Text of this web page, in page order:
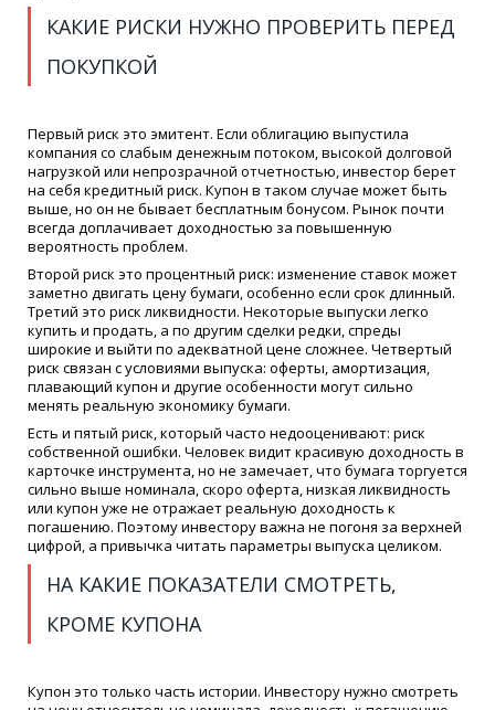
КАКИЕ РИСКИ НУЖНО ПРОВЕРИТЬ ПЕРЕД
ПОКУПКОЙ
Первый риск это эмитент. Если облигацию выпустила
компания со слабым денежным потоком, высокой долговой
нагрузкой или непрозрачной отчетностью, инвестор берет
на себя кредитный риск. Купон в таком случае может быть
выше, но он не бывает бесплатным бонусом. Рынок почти
всегда доплачивает доходностью за повышенную
вероятность проблем.
Второй риск это процентный риск: изменение ставок может
заметно двигать цену бумаги, особенно если срок длинный.
Третий это риск ликвидности. Некоторые выпуски легко
купить и продать, а по другим сделки редки, спреды
широкие и выйти по адекватной цене сложнее. Четвертый
риск связан с условиями выпуска: оферты, амортизация,
плавающий купон и другие особенности могут сильно
менять реальную экономику бумаги.
Есть и пятый риск, который часто недооценивают: риск
собственной ошибки. Человек видит красивую доходность в
карточке инструмента, но не замечает, что бумага торгуется
сильно выше номинала, скоро оферта, низкая ликвидность
или купон уже не отражает реальную доходность к
погашению. Поэтому инвестору важна не погоня за верхней
цифрой, а привычка читать параметры выпуска целиком.
НА КАКИЕ ПОКАЗАТЕЛИ СМОТРЕТЬ,
КРОМЕ КУПОНА
Купон это только часть истории. Инвестору нужно смотреть